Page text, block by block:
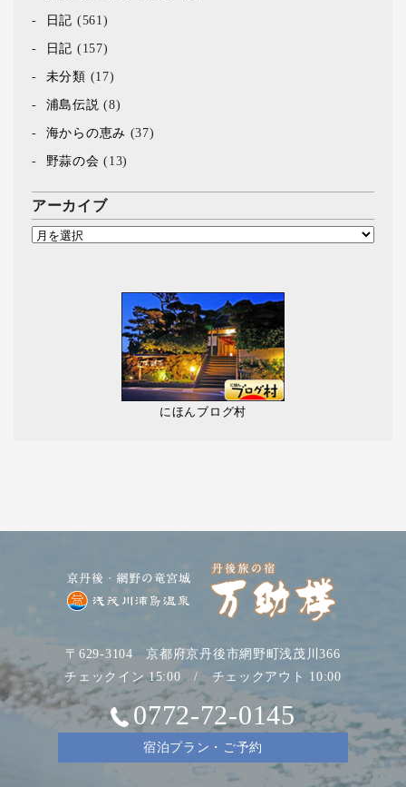
日記 (561)
日記 (157)
未分類 (17)
浦島伝説 (8)
海からの恵み (37)
野蒜の会 (13)
アーカイブ
にほんブログ村
〒629-3104 京都府京丹後市網野町浅茂川366
チェックイン 15:00 / チェックアウト 10:00
0772-72-0145
宿泊プラン・ご予約